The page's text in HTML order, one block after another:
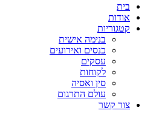
בית
אודות
קטגוריות
בנימה אישית
כנסים ואירועים
עסקים
לקוחות
סין ואסיה
עולם התרגום
צור קשר